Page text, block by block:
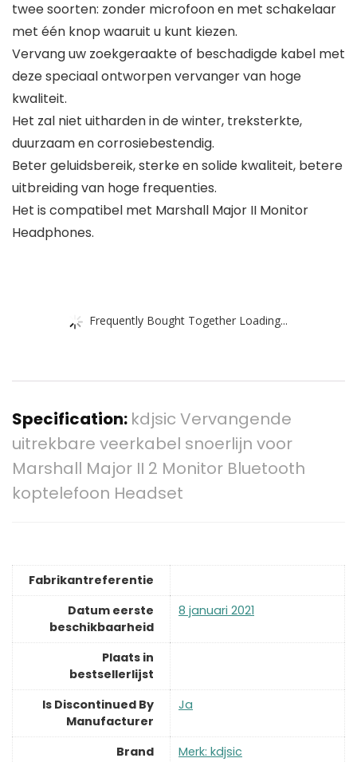
twee soorten: zonder microfoon en met schakelaar
met één knop waaruit u kunt kiezen.
Vervang uw zoekgeraakte of beschadigde kabel met
deze speciaal ontworpen vervanger van hoge
kwaliteit.
Het zal niet uitharden in de winter, treksterkte,
duurzaam en corrosiebestendig.
Beter geluidsbereik, sterke en solide kwaliteit, betere
uitbreiding van hoge frequenties.
Het is compatibel met Marshall Major II Monitor
Headphones.
Frequently Bought Together Loading...
Specification: kdjsic Vervangende
uitrekbare veerkabel snoerlijn voor
Marshall Major II 2 Monitor Bluetooth
koptelefoon Headset
Fabrikantreferentie
Datum eerste
beschikbaarheid
8 januari 2021
Plaats in
bestsellerlijst
Is Discontinued By
Manufacturer
Ja
Brand Merk: kdjsic